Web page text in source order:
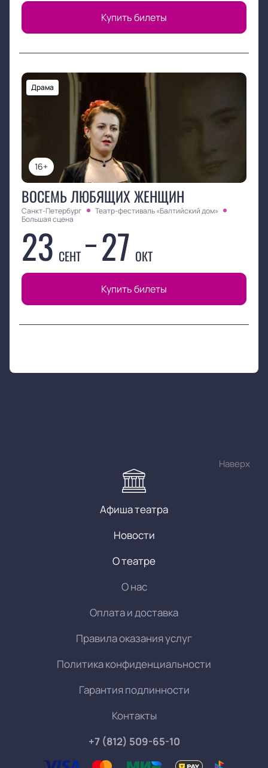
Купить билеты
16+
Драма
ВОСЕМЬ ЛЮБЯЩИХ ЖЕНЩИН
Санкт-Петербург
Театр-фестиваль «Балтийский дом»
Большая сцена
23 СЕНТ 27 ОКТ
Купить билеты
Наверх
Афиша театра
Новости
О театре
О нас
Оплата и доставка
Правила оказания услуг
Политика конфиденциальности
Гарантия подлинности
Контакты
+7 (812) 509-65-10